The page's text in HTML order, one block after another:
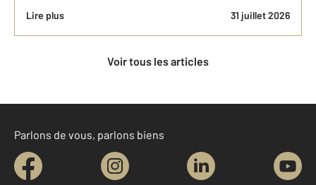
Lire plus 31 juillet 2026
Voir tous les articles
Parlons de vous, parlons biens